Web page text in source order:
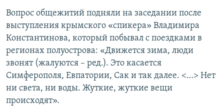
Вопрос общежитий подняли на заседании после
выступления крымского «спикера» Владимира
Константинова, который побывал с поездками в
регионах полуострова: «Движется зима, люди
звонят (жалуются – ред.). Это касается
Симферополя, Евпатории, Сак и так далее. <…> Нет
ни света, ни воды. Жуткие, жуткие вещи
происходят».